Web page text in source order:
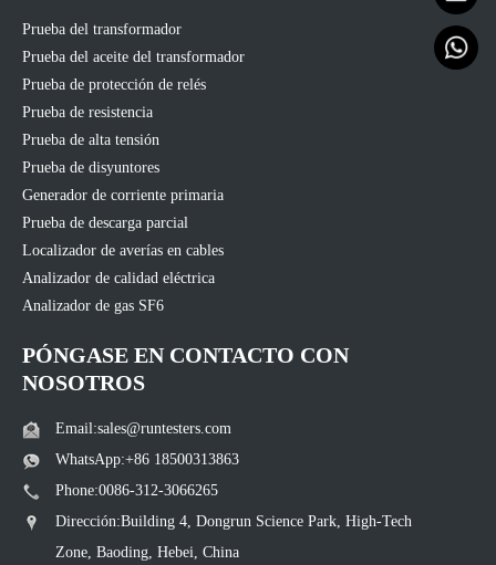
Prueba del transformador
Prueba del aceite del transformador
Prueba de protección de relés
Prueba de resistencia
Prueba de alta tensión
Prueba de disyuntores
Generador de corriente primaria
Prueba de descarga parcial
Localizador de averías en cables
Analizador de calidad eléctrica
Analizador de gas SF6
PÓNGASE EN CONTACTO CON
NOSOTROS
Email:sales@runtesters.com
WhatsApp:+86 18500313863
Phone:0086-312-3066265
Dirección:Building 4, Dongrun Science Park, High-Tech
Zone, Baoding, Hebei, China